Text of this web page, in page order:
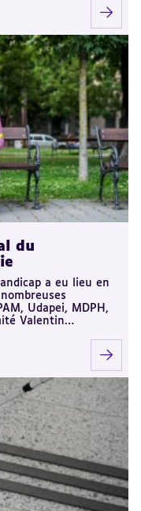
du
a eu lieu en
Udapei, MDPH,
Valentin…